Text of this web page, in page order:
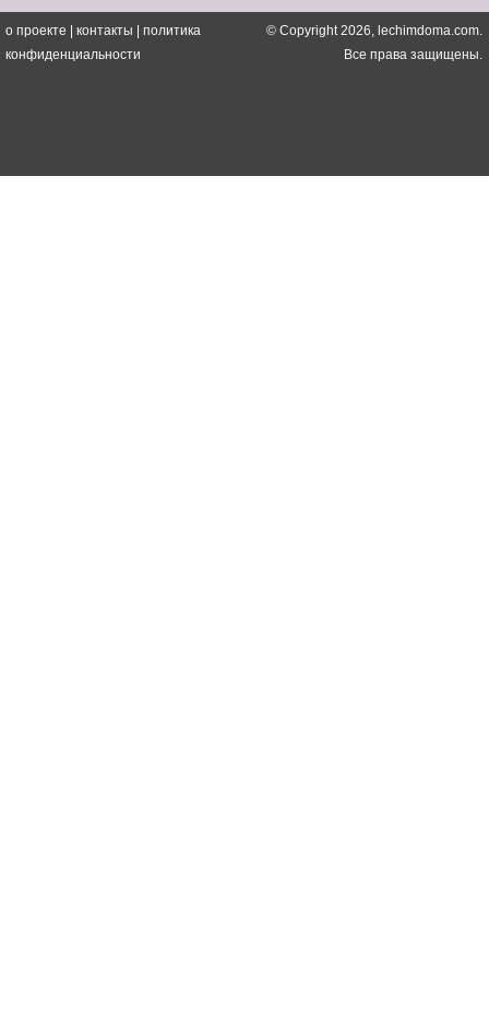
о проекте контакты
политика
конфиденциальности
© Copyright 2026, lechimdoma.com.
Все права защищены.